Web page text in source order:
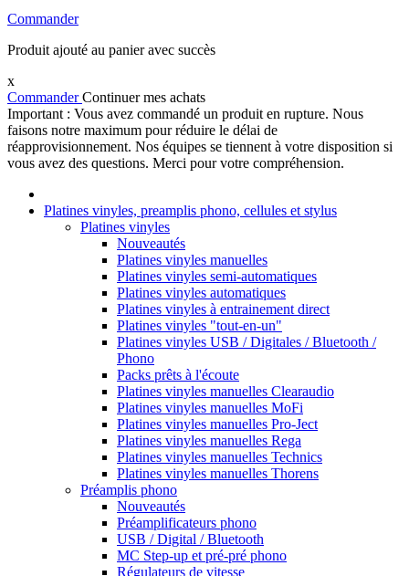
Commander
Produit ajouté au panier avec succès
x
CommanderContinuer mes achats
Important : Vous avez commandé un produit en rupture. Nous
faisons notre maximum pour réduire le délai de
réapprovisionnement. Nos équipes se tiennent à votre disposition si
vous avez des questions. Merci pour votre compréhension.
Platines vinyles, preamplis phono, cellules et stylus
Platines vinyles
Nouveautés
Platines vinyles manuelles
Platines vinyles semi-automatiques
Platines vinyles automatiques
Platines vinyles à entrainement direct
Platines vinyles "tout-en-un"
Platines vinyles USB / Digitales / Bluetooth /
Phono
Packs prêts à l'écoute
Platines vinyles manuelles Clearaudio
Platines vinyles manuelles MoFi
Platines vinyles manuelles Pro-Ject
Platines vinyles manuelles Rega
Platines vinyles manuelles Technics
Platines vinyles manuelles Thorens
Préamplis phono
Nouveautés
Préamplificateurs phono
USB / Digital / Bluetooth
MC Step-up et pré-pré phono
Régulateurs de vitesse